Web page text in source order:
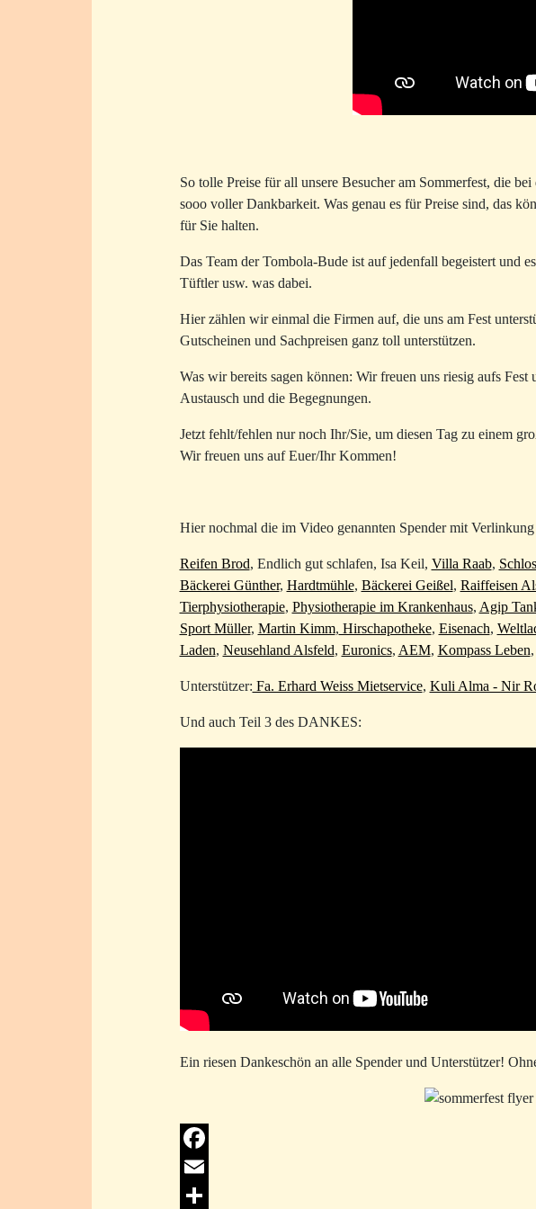
So tolle Preise für all unsere Besucher am Sommerfest, die
sooo voller Dankbarkeit. Was genau es für Preise sind, das
für Sie halten.
Das Team der Tombola-Bude ist auf jedenfall begeistert und
Tüftler usw. was dabei.
Hier zählen wir einmal die Firmen auf, die uns am Fest
Gutscheinen und Sachpreisen ganz toll unterstützen.
Was wir bereits sagen können: Wir freuen uns riesig aufs
Austausch und die Begegnungen.
Jetzt fehlt/fehlen nur noch Ihr/Sie, um diesen Tag zu einem
Wir freuen uns auf Euer/Ihr Kommen!
Hier nochmal die im Video genannten Spender mit
Reifen Brod, Endlich gut schlafen, Isa Keil, Villa Raab,
Bäckerei Günther, Hardtmühle, Bäckerei Geißel, Raiffeisen
Tierphysiotherapie, Physiotherapie im Krankenhaus, Agip
Sport Müller, Martin Kimm, Hirschapotheke, Eisenach,
Laden, Neusehland Alsfeld, Euronics, AEM, Kompass Leben,
Unterstützer: Fa. Erhard Weiss Mietservice, Kuli Alma - Nir
Und auch Teil 3 des DANKES:
Ein riesen Dankeschön an alle Spender und Unterstützer!
Facebook
Email